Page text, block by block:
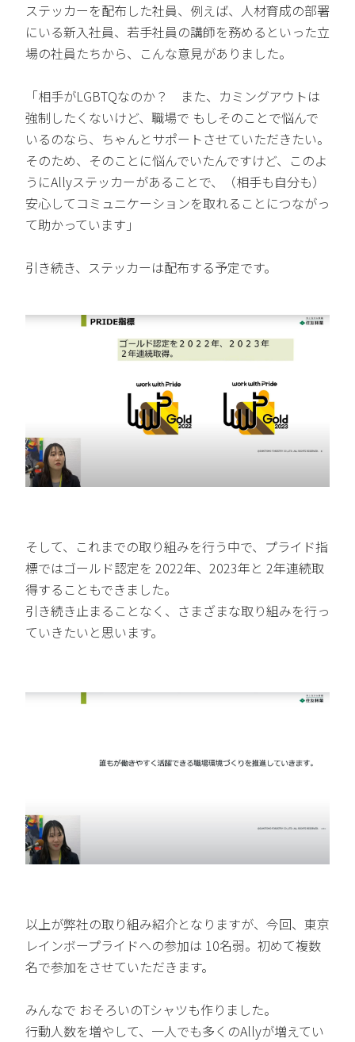
ステッカーを配布した社員、例えば、人材育成の部署
にいる新入社員、若手社員の講師を務めるといった立
場の社員たちから、こんな意見がありました。
「相手がLGBTQなのか？ また、カミングアウトは
強制したくないけど、職場で もしそのことで悩んで
いるのなら、ちゃんとサポートさせていただきたい。
そのため、そのことに悩んでいたんですけど、このよ
うにAllyステッカーがあることで、（相手も自分も）
安心してコミュニケーションを取れることにつながっ
て助かっています」
引き続き、ステッカーは配布する予定です。
そして、これまでの取り組みを行う中で、プライド指
標ではゴールド認定を 2022年、2023年と 2年連続取
得することもできました。
引き続き止まることなく、さまざまな取り組みを行っ
ていきたいと思います。
以上が弊社の取り組み紹介となりますが、今回、東京
レインボープライドへの参加は 10名弱。初めて複数
名で参加をさせていただきます。
みんなで おそろいのTシャツも作りました。
行動人数を増やして、一人でも多くのAllyが増えてい